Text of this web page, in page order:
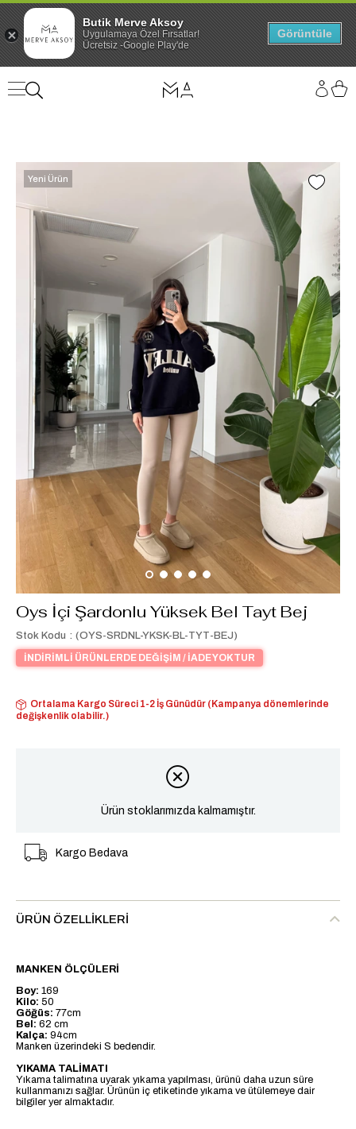
Yeni Ürün
Oys İçi Şardonlu Yüksek Bel Tayt Bej
Stok Kodu
(OYS-SRDNL-YKSK-BL-TYT-BEJ)
İNDİRİMLİ ÜRÜNLERDE DEĞİŞİM / İADE YOKTUR
Ortalama Kargo Süreci 1-2 İş Günüdür (Kampanya dönemlerinde
değişkenlik olabilir.)
Ürün stoklarımızda kalmamıştır.
Kargo Bedava
ÜRÜN ÖZELLIKLERI
MANKEN ÖLÇÜLERİ
Boy: 169
Kilo: 50
Göğüs: 77cm
Bel: 62 cm
Kalça: 94cm
Manken üzerindeki S bedendir.
YIKAMA TALİMATI
Yıkama talimatına uyarak yıkama yapılması, ürünü daha uzun süre
kullanmanızı sağlar. Ürünün iç etiketinde yıkama ve ütülemeye dair
bilgiler yer almaktadır.
Butik Merve Aksoy
Uygulamaya Özel Fırsatlar!
Ücretsiz -Google Play'de
Görüntüle